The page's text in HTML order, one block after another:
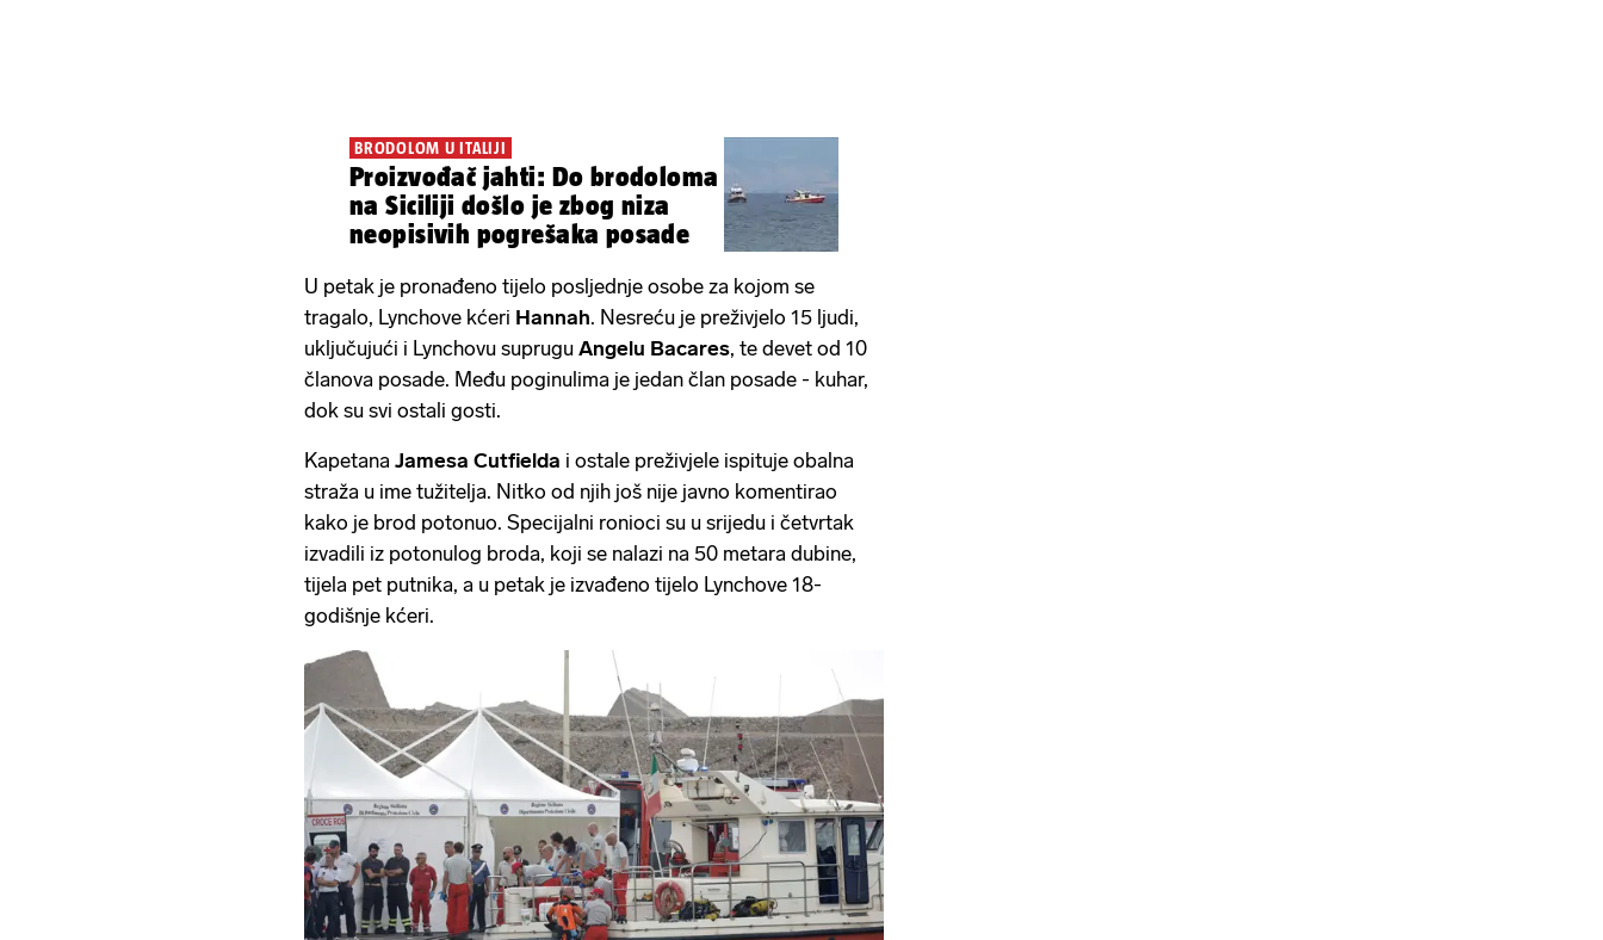
BRODOLOM U ITALIJI
Proizvođač jahti: Do brodoloma
na Siciliji došlo je zbog niza
neopisivih pogrešaka posade
U petak je pronađeno tijelo posljednje osobe za kojom se
tragalo, Lynchove kćeri Hannah. Nesreću je preživjelo 15 ljudi,
uključujući i Lynchovu suprugu Angelu Bacares, te devet od 10
članova posade. Među poginulima je jedan član posade - kuhar,
dok su svi ostali gosti.
Kapetana Jamesa Cutfielda i ostale preživjele ispituje obalna
straža u ime tužitelja. Nitko od njih još nije javno komentirao
kako je brod potonuo. Specijalni ronioci su u srijedu i četvrtak
izvadili iz potonulog broda, koji se nalazi na 50 metara dubine,
tijela pet putnika, a u petak je izvađeno tijelo Lynchove 18-
godišnje kćeri.